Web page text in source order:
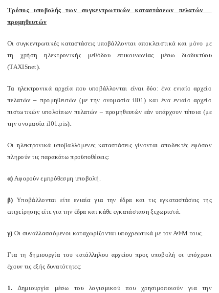
Τρόπος υποβολής των συγκεντρωτικών καταστάσεων πελατών –
προμηθευτών
Οι συγκεντρωτικές καταστάσεις υποβάλλονται αποκλειστικά και μόνο με
τη χρήση ηλεκτρονικής μεθόδου επικοινωνίας μέσω διαδικτύου
(TAXISnet).
Τα ηλεκτρονικά αρχεία που υποβάλλονται είναι δύο: ένα ενιαίο αρχείο
πελατών – προμηθευτών (με την ονομασίαil01) και ένα ενιαίο αρχείο
πιστωτικών υπολοίπων πελατών – προμηθευτών εάν υπάρχουν τέτοια (με
την ονομασία il01.pis).
Οι ηλεκτρονικά υποβαλλόμενες καταστάσεις γίνονται αποδεκτές εφόσον
πληρούν τις παρακάτω προϋποθέσεις:
α) Αφορούν εμπρόθεσμη υποβολή.
β) Υποβάλλονται είτε ενιαία για την έδρα και τις εγκαταστάσεις της
επιχείρησης είτε για την έδρα και κάθε εγκατάσταση ξεχωριστά.
γ) Οι συναλλασσόμενοι καταχωρίζονται υποχρεωτικά με τον ΑΦΜ τους.
Για τη δημιουργία του κατάλληλου αρχείου προς υποβολή οι υπόχρεοι
έχουν τις εξής δυνατότητες:
1. Δημιουργία μέσω του λογισμικού που χρησιμοποιούν για την